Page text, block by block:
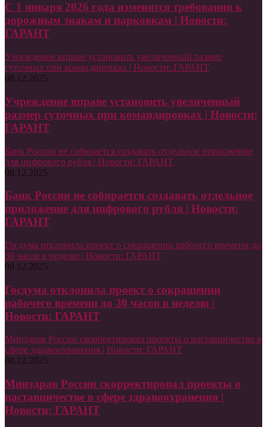
С 1 января 2026 года изменятся требования к
дорожным знакам и парковкам | Новости:
ГАРАНТ
Учреждение вправе установить увеличенный размер
суточных при командировках | Новости: ГАРАНТ
08.12.2025
Учреждение вправе установить увеличенный
размер суточных при командировках | Новости:
ГАРАНТ
Банк России не собирается создавать отдельное приложение
для цифрового рубля | Новости: ГАРАНТ
08.12.2025
Банк России не собирается создавать отдельное
приложение для цифрового рубля | Новости:
ГАРАНТ
Госдума отклонила проект о сокращении рабочего времени до
30 часов в неделю | Новости: ГАРАНТ
08.12.2025
Госдума отклонила проект о сокращении
рабочего времени до 30 часов в неделю |
Новости: ГАРАНТ
Минздрав России скорректировал проекты о наставничестве в
сфере здравоохранения | Новости: ГАРАНТ
08.12.2025
Минздрав России скорректировал проекты о
наставничестве в сфере здравоохранения |
Новости: ГАРАНТ